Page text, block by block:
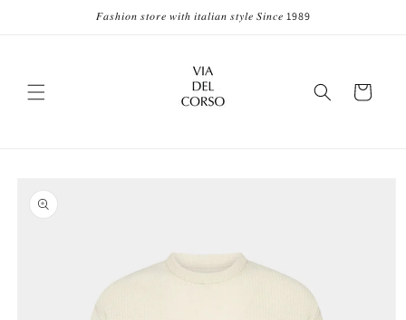
direttamente𝐹𝑎𝑠ℎ𝑖𝑜𝑛 𝑠𝑡𝑜𝑟𝑒 𝑤𝑖𝑡ℎ 𝑖𝑡𝑎𝑙𝑖𝑎𝑛 𝑠𝑡𝑦𝑙𝑒 𝑆𝑖𝑛𝑐𝑒 1989
Carrello
informazioni
sul prodotto